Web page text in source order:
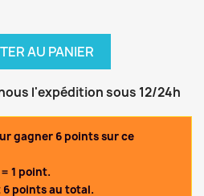
AU PANIER
l'expédition sous 12/24h
gagner 6 points sur ce
1 point.
points au total.